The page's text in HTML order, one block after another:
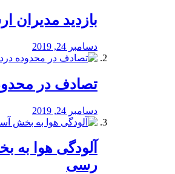
بازدید مدیران
دسامبر 24, 2019
تصادف در
دسامبر 24, 2019
آلودگی هوا به
رسی